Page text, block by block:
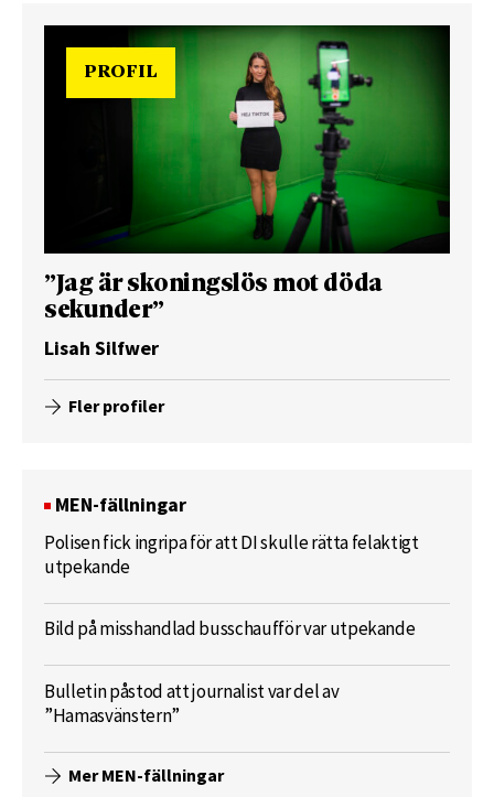
PROFIL
”Jag är skoningslös mot döda
sekunder”
Lisah Silfwer
Fler profiler
MEN-fällningar
Polisen fick ingripa för att DI skulle rätta felaktigt
utpekande
Bild på misshandlad busschaufför var utpekande
Bulletin påstod att journalist var del av
”Hamasvänstern”
Mer MEN-fällningar